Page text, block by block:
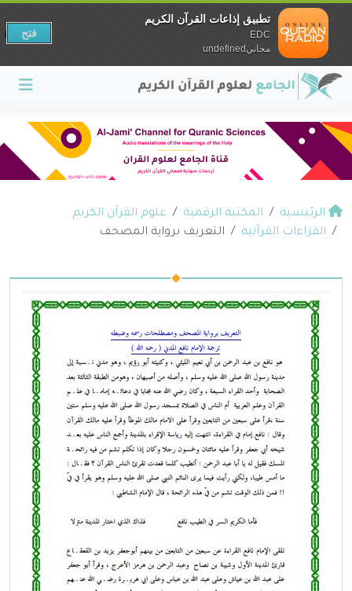
الرئيسية المكتبة الرقمية
علوم القرآن الكريم
القراءات القرآنية
التعريف برواية المصحف
تطبيق إذاعات القرآن الكريم
EDC
مجانيundefined
فتح